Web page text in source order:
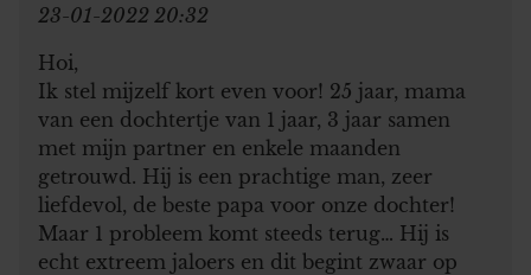
23-01-2022 20:32
Hoi,
Ik stel mijzelf kort even voor! 25 jaar, mama
van een dochtertje van 1 jaar, 3 jaar samen
met mijn partner en enkele maanden
getrouwd. Hij is een prachtige man, zeer
liefdevol, de beste papa voor onze dochter!
Maar 1 probleem komt steeds terug… Hij is
echt extreem jaloers en dit begint zwaar op